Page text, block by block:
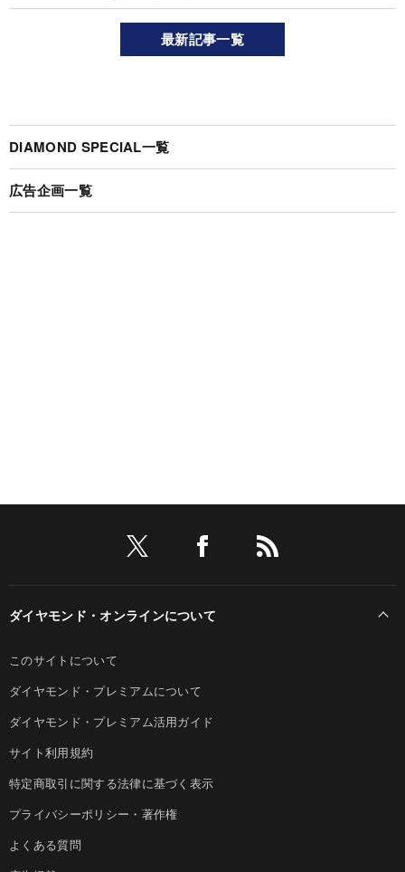
最新記事一覧
DIAMOND SPECIAL一覧
広告企画一覧
ダイヤモンド・オンラインについて
このサイトについて
ダイヤモンド・プレミアムについて
ダイヤモンド・プレミアム活用ガイド
サイト利用規約
特定商取引に関する法律に基づく表示
プライバシーポリシー・著作権
よくある質問